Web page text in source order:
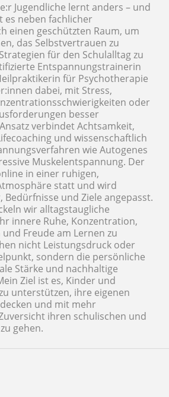
Jugendliche lernt anders – und
es neben fachlicher
einen geschützten Raum, um
das Selbstvertrauen zu
für den Schulalltag zu
Entspannungstrainerin
für Psychotherapie
dabei, mit Stress,
oder
besser
verbindet Achtsamkeit,
und wissenschaftlich
wie Autogenes
Muskelentspannung. Der
in einer ruhigen,
statt und wird
Bedürfnisse und Ziele angepasst.
wir alltagstaugliche
innere Ruhe, Konzentration,
Freude am Lernen zu
nicht Leistungsdruck oder
sondern die persönliche
Stärke und nachhaltige
Ziel ist es, Kinder und
unterstützen, ihre eigenen
und mit mehr
ihren schulischen und
gehen.